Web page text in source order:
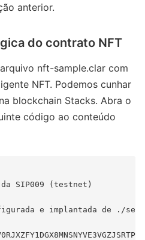
anterior.
do contrato NFT
nft-sample.clar com
NFT. Podemos cunhar
blockchain Stacks. Abra o
código ao conteúdo
SIP009 (testnet)
e implantada de ./